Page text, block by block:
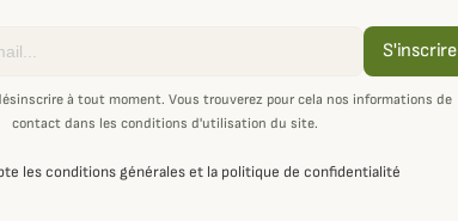
S'inscrire
à tout moment. Vous trouverez pour cela nos informations de
contact dans les conditions d'utilisation du site.
les conditions générales et la politique de confidentialité